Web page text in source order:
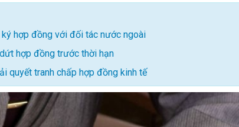
hợp đồng với đối tác nước ngoài
hợp đồng trước thời hạn
quyết tranh chấp hợp đồng kinh tế